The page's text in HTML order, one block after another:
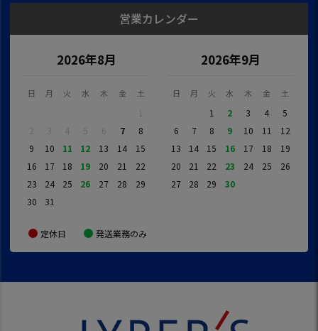
営業カレンダー
2026年8月
日 月 火 水 木 金 土
1
2
3 4 5 6 7
8
9
10 11 12 13 14
15
16
17 18 19 20 21
22
23
24 25 26 27 28
29
30
31
2026年9月
日 月 火 水 木 金 土
1 2 3 4
5
6
7 8 9 10 11
12
13
14 15 16 17 18
19
20
21 22 23 24 25
26
27
28 29 30
定休日 発送業務のみ